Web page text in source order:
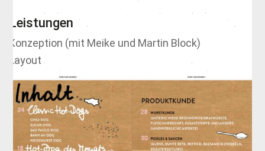
Leistungen
Konzeption (mit Meike und Martin Block)
Layout